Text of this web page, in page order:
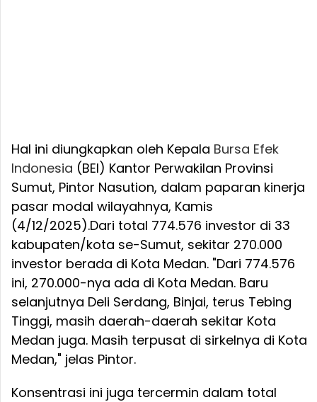
Hal ini diungkapkan oleh Kepala Bursa Efek
Indonesia (BEI) Kantor Perwakilan Provinsi
Sumut, Pintor Nasution, dalam paparan kinerja
pasar modal wilayahnya, Kamis
(4/12/2025).Dari total 774.576 investor di 33
kabupaten/kota se-Sumut, sekitar 270.000
investor berada di Kota Medan. "Dari 774.576
ini, 270.000-nya ada di Kota Medan. Baru
selanjutnya Deli Serdang, Binjai, terus Tebing
Tinggi, masih daerah-daerah sekitar Kota
Medan juga. Masih terpusat di sirkelnya di Kota
Medan," jelas Pintor.
Konsentrasi ini juga tercermin dalam total